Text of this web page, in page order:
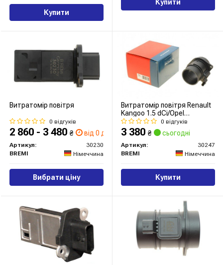
Купити
Купити
Витратомір повітря
0 відгуків
2 860 - 3 480 ₴ від 0 дн.
Артикул:
30230
BREMI
Німеччина
Вибрати ціну
Витратомір повітря Renault
Kangoo 1.5 dCi/Opel
Vivaro/Movano 2.0/2.5 CDTI
06-
0 відгуків
3 380 ₴ сьогодні
Артикул:
30247
BREMI
Німеччина
Купити